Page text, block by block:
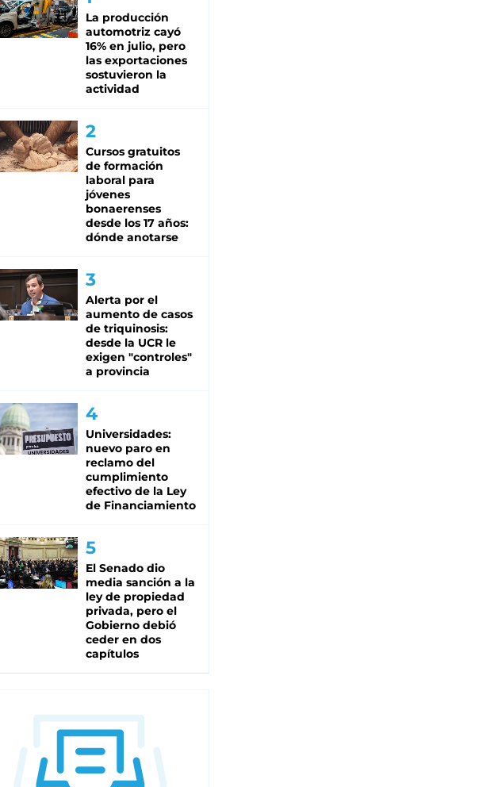
La producción
automotriz cayó
16% en julio, pero
las exportaciones
sostuvieron la
actividad
Cursos gratuitos
de formación
laboral para
jóvenes
bonaerenses
desde los 17 años:
dónde anotarse
Alerta por el
aumento de casos
de triquinosis:
desde la UCR le
exigen "controles"
a provincia
Universidades:
nuevo paro en
reclamo del
cumplimiento
efectivo de la Ley
de Financiamiento
El Senado dio
media sanción a la
ley de propiedad
privada, pero el
Gobierno debió
ceder en dos
capítulos